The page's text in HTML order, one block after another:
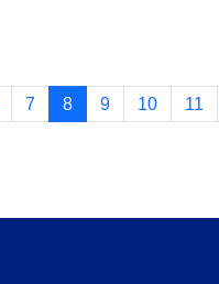
7 8 9 10 11